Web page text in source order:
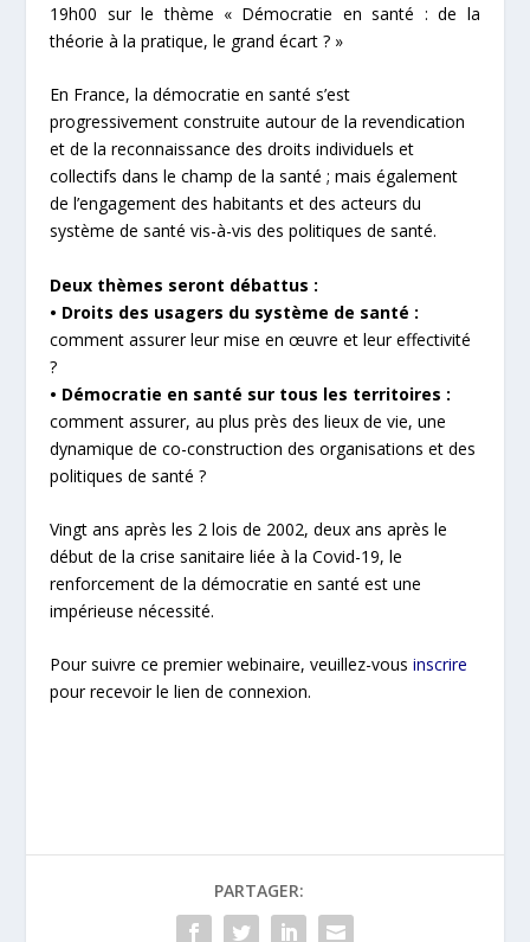
19h00 sur le thème « Démocratie en santé : de la
théorie à la pratique, le grand écart ? »
En France, la démocratie en santé s’est
progressivement construite autour de la revendication
et de la reconnaissance des droits individuels et
collectifs dans le champ de la santé ; mais également
de l’engagement des habitants et des acteurs du
système de santé vis-à-vis des politiques de santé.
Deux thèmes seront débattus :
• Droits des usagers du système de santé :
comment assurer leur mise en œuvre et leur effectivité
?
• Démocratie en santé sur tous les territoires :
comment assurer, au plus près des lieux de vie, une
dynamique de co-construction des organisations et des
politiques de santé ?
Vingt ans après les 2 lois de 2002, deux ans après le
début de la crise sanitaire liée à la Covid-19, le
renforcement de la démocratie en santé est une
impérieuse nécessité.
Pour suivre ce premier webinaire, veuillez-vousinscrire
pour recevoir le lien de connexion.
PARTAGER: